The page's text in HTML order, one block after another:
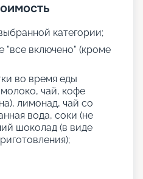
категории;
"все включено" (кроме
во время еды
чай, кофе
лимонад, чай со
вода, соки (не
шоколад (в виде